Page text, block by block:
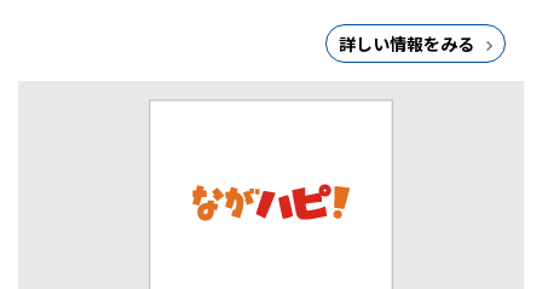
詳しい情報をみる